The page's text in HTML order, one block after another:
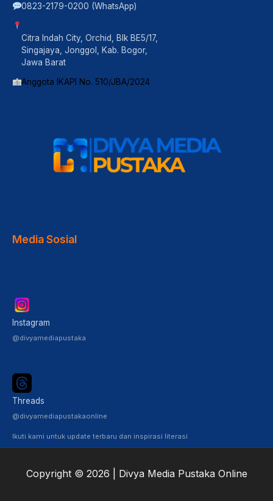
0823-2179-0200 (WhatsApp)
Citra Indah City, Orchid, Blk BE5/17,
Singajaya, Jonggol, Kab. Bogor,
Jawa Barat
Anggota IKAPI No. 510/JBA/2024
Media Sosial
Instagram
@divyamediapustaka
Threads
@divyamediapustakaonline
Ikuti kami untuk update terbaru dan inspirasi literasi
Copyright © 2026 | Divya Media Pustaka Online